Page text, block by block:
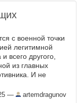
с военной точки
легитимной
всего другого,
из главных
И не
— artemdragunov